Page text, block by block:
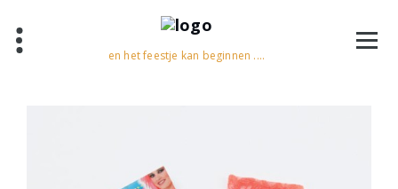
en het feestje kan beginnen ....